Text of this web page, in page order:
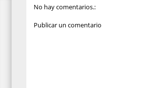
No hay comentarios.:
Publicar un comentario